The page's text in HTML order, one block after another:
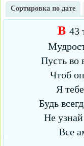
Сортировка по дате
В 43
Пусть во
Чтоб
Я
Будь
Не
Все